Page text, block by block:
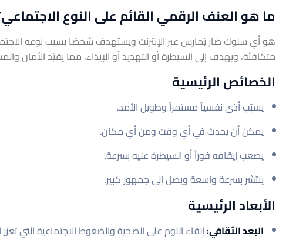
ما هو العنف الرقمي القائم على النوع
هو أي سلوك ضار يُمارس عبر الإنترنت ويستهدف شخصًا بسبب نوعه
متكافئة، ويهدف إلى السيطرة أو التهديد أو الإيذاء، مما يقيّد الأمان
الخصائص الرئيسية
يسبّب أذى نفسياً مستمراً وطويل الأمد.
يمكن أن يحدث في أي وقت ومن أي مكان.
يصعب إيقافه فوراً أو السيطرة عليه بسرعة.
ينتشر بسرعة واسعة ويصل إلى جمهور كبير.
الأبعاد الرئيسية
البعد الثقافي:إلقاء اللوم على الضحية والضغوط الاجتماعية التي